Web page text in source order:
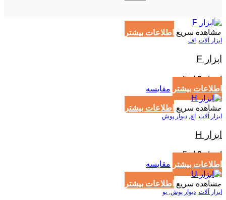
مشاهده سریع اطلاعات بیشتر
ابزار آلات, اف
ابزار F
امتیاز0از 5
اطلاعات بیشتر مقایسه
مشاهده سریع اطلاعات بیشتر
ابزار آلات, اچ, دیوار پوش
ابزار H
امتیاز0از 5
اطلاعات بیشتر مقایسه
مشاهده سریع اطلاعات بیشتر
ابزار آلات دیوار پوش ِیو